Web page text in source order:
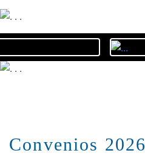
Convenios 2026